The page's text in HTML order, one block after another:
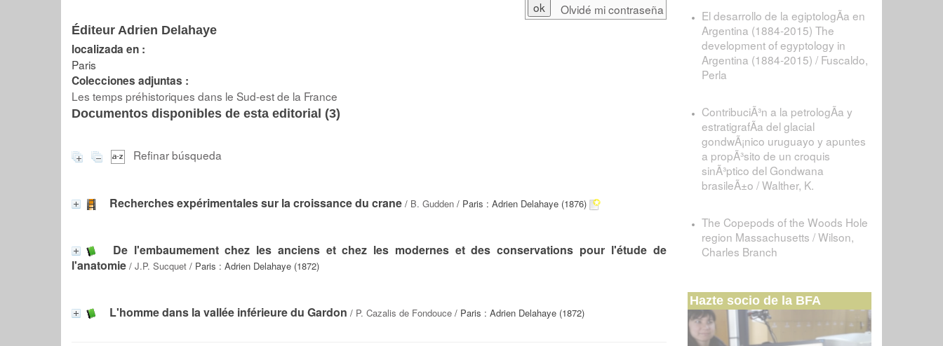
Éditeur Adrien Delahaye
localizada en :
Paris
Colecciones adjuntas :
Les temps préhistoriques dans le Sud-est de la France
Documentos disponibles de esta editorial (3)
Refinar búsqueda
Recherches expérimentales sur la croissance du crane / B. Gudden / Paris : Adrien Delahaye (1876)
De l'embaumement chez les anciens et chez les modernes et des conservations pour l'étude de
l'anatomie / J.P. Sucquet / Paris : Adrien Delahaye (1872)
L'homme dans la vallée inférieure du Gardon / P. Cazalis de Fondouce / Paris : Adrien Delahaye (1872)
Olvidé mi contraseña
El desarrollo de la egiptologÃ­a en
Argentina (1884-2015) The
development of egyptology in
Argentina (1884-2015) / Fuscaldo,
Perla
ContribuciÃ³n a la petrologÃ­a y
estratigrafÃ­a del glacial
gondwÃ¡nico uruguayo y apuntes
a propÃ³sito de un croquis
sinÃ³ptico del Gondwana
brasileÃ±o / Walther, K.
The Copepods of the Woods Hole
region Massachusetts / Wilson,
Charles Branch
Hazte socio de la BFA